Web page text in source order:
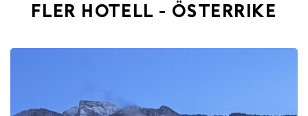
FLER HOTELL - ÖSTERRIKE